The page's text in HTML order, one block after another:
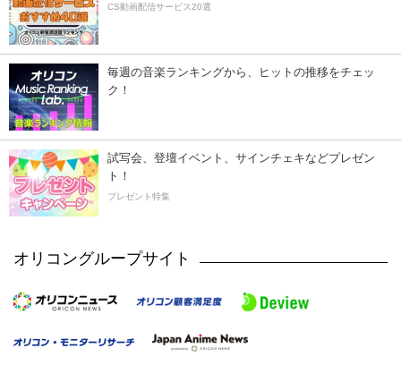
CS動画配信サービス20選
毎週の音楽ランキングから、ヒットの推移をチェッ
ク！
試写会、登壇イベント、サインチェキなどプレゼン
ト！
プレゼント特集
オリコングループサイト